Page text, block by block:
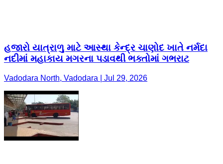
હજારો યાત્રાળુ માટે આસ્થા કેન્દ્ર ચાણોદ ખાતે નર્મદા
નદીમાં મહાકાય મગરના પડાવથી ભક્તોમાં ગભરાટ
Vadodara North, Vadodara | Jul 29, 2026